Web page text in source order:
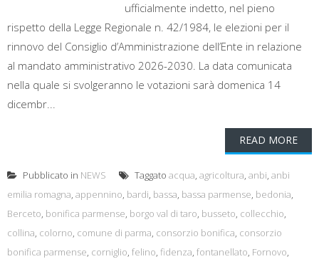
ufficialmente indetto, nel pieno
rispetto della Legge Regionale n. 42/1984, le elezioni per il
rinnovo del Consiglio d’Amministrazione dell’Ente in relazione
al mandato amministrativo 2026-2030. La data comunicata
nella quale si svolgeranno le votazioni sarà domenica 14
dicembr...
READ MORE
Pubblicato in NEWS Taggato acqua, agricoltura, anbi, anbi
emilia romagna, appennino, bardi, bassa, bassa parmense, bedonia,
Berceto, bonifica parmense, borgo val di taro, busseto, collecchio,
collina, colorno, comune di parma, consorzio bonifica, consorzio
bonifica parmense, corniglio, felino, fidenza, fontanellato, Fornovo,